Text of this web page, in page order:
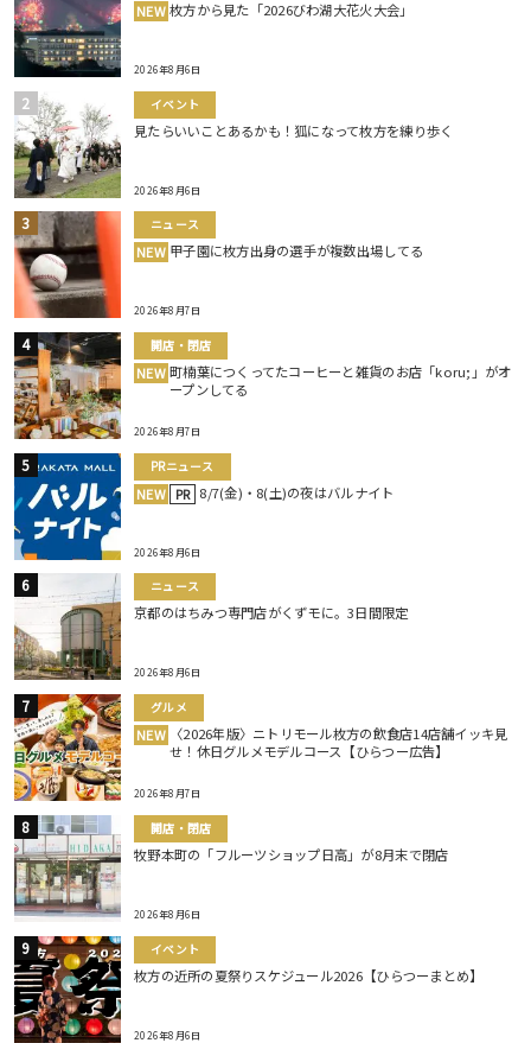
NEW 枚方から見た「2026びわ湖大花火大会」
2026年8月6日
イベント
見たらいいことあるかも！狐になって枚方を練り歩く
2026年8月6日
ニュース
NEW 甲子園に枚方出身の選手が複数出場してる
2026年8月7日
開店・閉店
NEW 町楠葉につくってたコーヒーと雑貨のお店「koru;」がオ
ープンしてる
2026年8月7日
PRニュース
NEW PR 8/7(金)・8(土)の夜はバルナイト
2026年8月6日
ニュース
京都のはちみつ専門店がくずモに。3日間限定
2026年8月6日
グルメ
NEW 〈2026年版〉ニトリモール枚方の飲食店14店舗イッキ見
せ！休日グルメモデルコース【ひらつー広告】
2026年8月7日
開店・閉店
牧野本町の「フルーツショップ日高」が8月末で閉店
2026年8月6日
イベント
枚方の近所の夏祭りスケジュール2026【ひらつーまとめ】
2026年8月6日